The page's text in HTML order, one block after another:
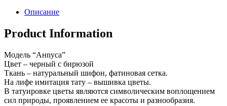
Описание
Product Information
Модель “Анnуса”
Цвет – черный с бирюзой
Ткань – натуральный шифон, фатиновая сетка.
На лифе имитация тату – вышивка цветы.
В татуировке цветы являются символическим воплощением
сил природы, проявлением ее красоты и разнообразия.